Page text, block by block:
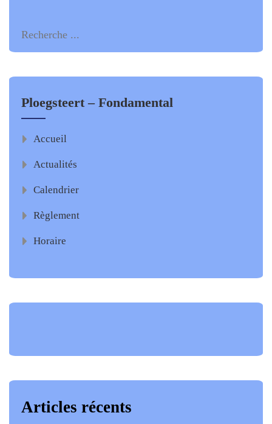
Ploegsteert – Fondamental
Accueil
Actualités
Calendrier
Règlement
Horaire
Articles récents